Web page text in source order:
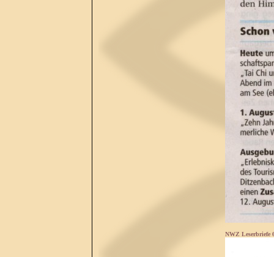
NWZ Leserbriefe